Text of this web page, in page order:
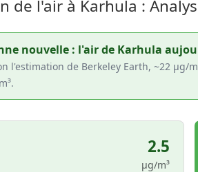
de l'air à Karhula :
nouvelle : l'air de Karhula
l'estimation de Berkeley Earth, ~22 µg/
2.5
µg/m³